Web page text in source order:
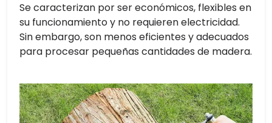
Se caracterizan por ser económicos, flexibles en
su funcionamiento y no requieren electricidad.
Sin embargo, son menos eficientes y adecuados
para procesar pequeñas cantidades de madera.